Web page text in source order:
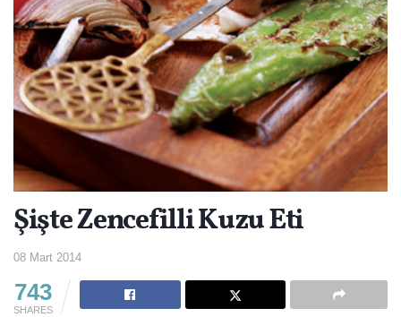
Şişte Zencefilli Kuzu Eti
08 Mart 2014
743
SHARES